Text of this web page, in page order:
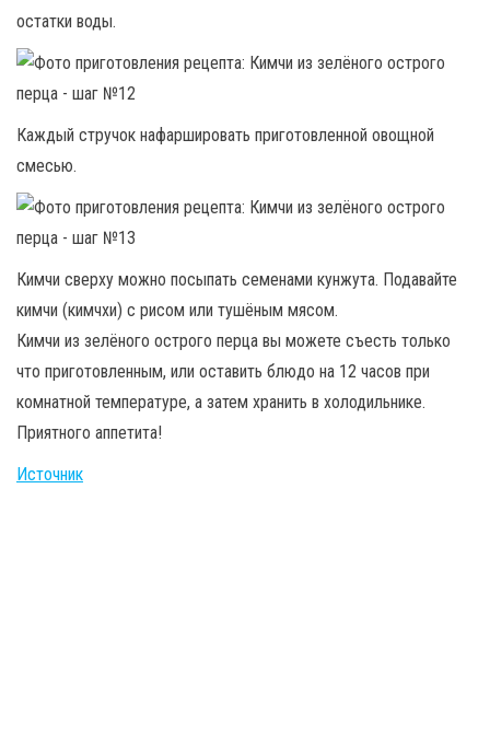
остатки воды.
Каждый стручок нафаршировать приготовленной овощной
смесью.
Кимчи сверху можно посыпать семенами кунжута. Подавайте
кимчи (кимчхи) с рисом или тушёным мясом.
Кимчи из зелёного острого перца вы можете съесть только
что приготовленным, или оставить блюдо на 12 часов при
комнатной температуре, а затем хранить в холодильнике.
Приятного аппетита!
Источник